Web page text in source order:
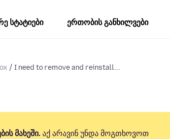
სტატიები ერთობის განხილვები
I need to remove and reinstall...
მახეში. აქ არავინ უნდა მოგთხოვოთ